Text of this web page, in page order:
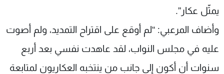
يمثّل عكار”.
وأضاف المرعبي: “لم أوقع على اقتراح التمديد، ولم أصوت
عليه في مجلس النواب، لقد عاهدت نفسي بعد أربع
سنوات أن أكون إلى جانب من ينتخبه العكاريون لمتابعة